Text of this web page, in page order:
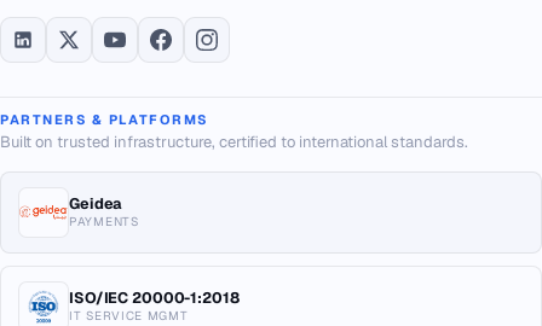
PARTNERS & PLATFORMS
Built on trusted infrastructure, certified to international standards.
Geidea
PAYMENTS
ISO/IEC 20000-1:2018
IT SERVICE MGMT